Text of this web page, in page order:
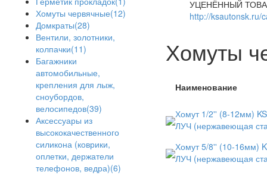
Хомуты червячные(12)
Домкраты(28)
Вентили, золотники,
колпачки(11)
Багажники
автомобильные,
крепления для лыж,
сноубордов,
велосипедов(39)
Аксессуары из
высококачественного
силикона (коврики,
оплетки, держатели
телефонов, ведра)(6)
УЦЕНЁННЫЙ
http://ksautonsk.ru/
Хомуты
Наименование
Хомут 1/2'' (8-12мм)
ЛУЧ (нержавеющая
Хомут 5/8'' (10-16мм)
ЛУЧ (нержавеющая